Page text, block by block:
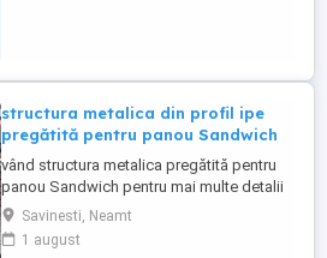
structura metalica din profil ipe
pregătită pentru panou Sandwich
vând structura metalica pregătită pentru
panou Sandwich pentru mai multe detalii
asiguram transport și montaj
Savinesti, Neamt
1 august